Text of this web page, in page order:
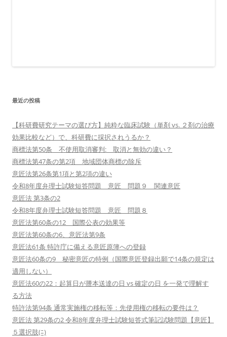
最近の投稿
【科研費研究テーマの選び方】純粋な臨床試験（単剤 vs. ２剤の治療
効果比較など）で、科研費に採択されうるか？
商標法第50条 不使用取消審判: 取消と無効の違い？
商標法第47条の第2項 地域団体商標の除斥
意匠法第26条第1項と第2項の違い
令和8年度弁理士試験短答問題 意匠 問題９ 関連意匠
意匠法 第3条の2
令和8年度弁理士試験短答問題 意匠 問題８
意匠法第60条の12 国際公表の効果等
意匠法第60条の6、意匠法第9条
意匠法61条 特許庁に備える意匠原簿への登録
意匠法60条の9 秘密意匠の特例（国際意匠登録出願で14条の規定は
適用しない）
意匠法60の22：起算日が謄本送達の日 vs 確定の日 を一発で理解す
る方法
特許法第94条 通常実施権の移転等：先使用権の移転の要件は？
意匠法 第29条の2 令和8年度弁理士試験短答式筆記試験問題【意匠】
５選択肢(ﾆ)